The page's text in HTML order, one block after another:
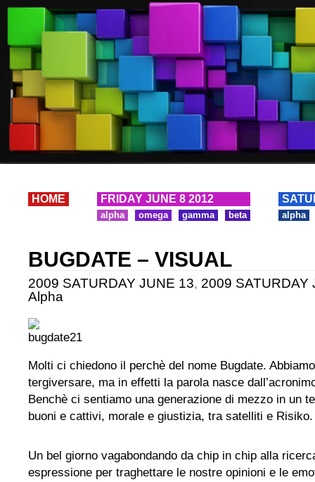
HOME FRIDAY JUNE 8 2012
alpha omega gamma beta alpha
BUGDATE – VISUAL
2009 SATURDAY JUNE 13, 2009 SATURDAY
Alpha
Molti ci chiedono il perchè del nome Bugdate.
tergiversare, ma in effetti la parola nasce
Benchè ci sentiamo una generazione di mezzo in un
buoni e cattivi, morale e giustizia, tra satelliti e Risiko.
Un bel giorno vagabondando da chip in chip alla
espressione per traghettare le nostre opinioni e le